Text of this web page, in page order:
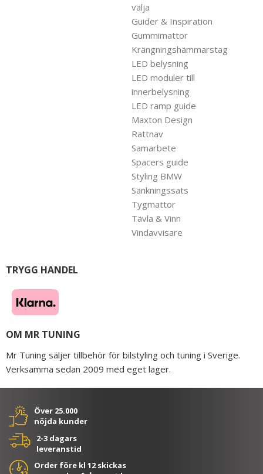
välja
Guider & Inspiration
Gummimattor
Krängningshämmarstag
LED belysning
LED moduler till
innerbelysning
LED ramp guide
Maxton Design
Rattnav
Samarbete
Spacers guide
Styling BMW
Sänkningssats
Tygmattor
Tävla & Vinn
Vindavvisare
TRYGG HANDEL
OM MR TUNING
Mr Tuning säljer tillbehör för bilstyling och tuning i Sverige.
Verksamma sedan 2009 med eget lager.
Över 25.000
nöjda kunder
2-3 dagars
leveranstid
Order före kl 12 skickas